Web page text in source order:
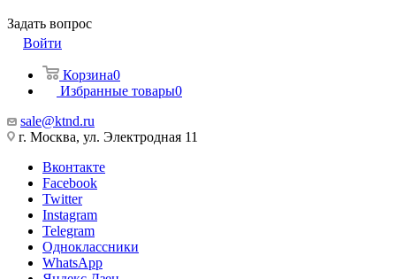
Задать вопрос
Войти
Корзина0
Избранные товары0
sale@ktnd.ru
г. Москва, ул. Электродная 11
Вконтакте
Facebook
Twitter
Instagram
Telegram
Одноклассники
WhatsApp